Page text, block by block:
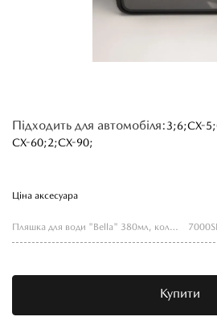
Підходить для автомобіля:3;6;CX-5;
CX-60;2;CX-90;
Ціна аксесуара
Пляшка для води "Bella" 380мл, колір чорний, з логотипом "Mazda"
Купити